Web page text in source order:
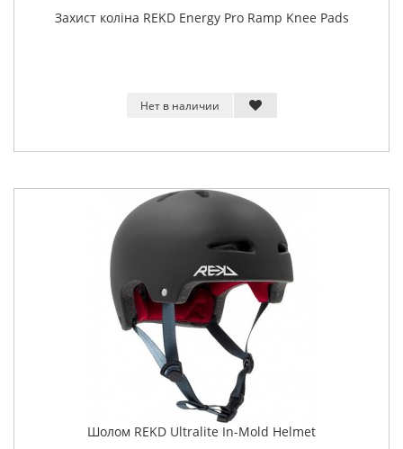
Захист коліна REKD Energy Pro Ramp Knee Pads
Нет в наличии
Шолом REKD Ultralite In-Mold Helmet